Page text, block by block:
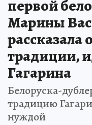
первой
Марины
традиции,
Гагарина
Белоруска-
традицию
нуждой